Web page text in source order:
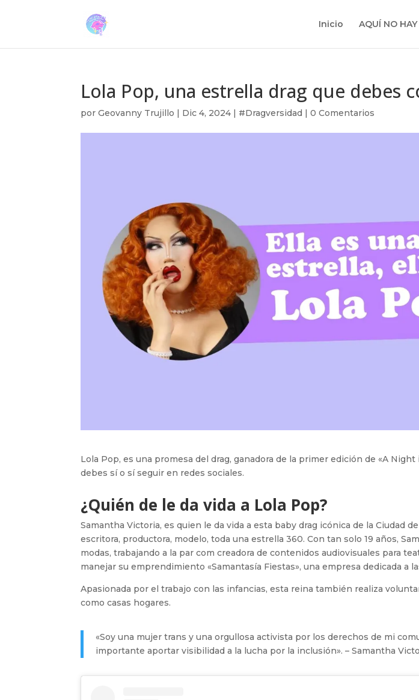
Inicio AQUÍ NO
Lola Pop, una estrella drag que debes
porGeovanny Trujillo | Dic 4, 2024 | #Dragversidad |0 Comentarios
Lola Pop, es una promesa del drag, ganadora de la primer edición de «A Night
debes sí o sí seguir en redes sociales.
¿Quién de le da vida a Lola Pop?
Samantha Victoria, es quien le da vida a esta baby drag icónica de la Ciudad
escritora, productora, modelo, toda una estrella 360. Con tan solo 19 años,
modas, trabajando a la par com creadora de contenidos audiovisuales para
manejar su emprendimiento «Samantasía Fiestas», una empresa dedicada a
Apasionada por el trabajo con las infancias, esta reina también realiza
como casas hogares.
«Soy una mujer trans y una orgullosa activista por los derechos de mi
importante aportar visibilidad a la lucha por la inclusión». – Samantha